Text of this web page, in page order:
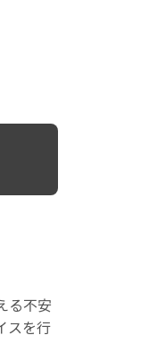
る不安
スを行